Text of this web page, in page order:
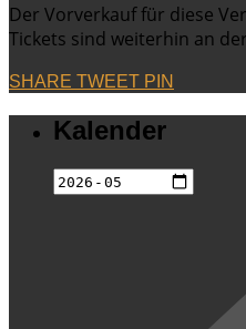
Der Vorverkauf für diese
Tickets sind weiterhin an
SHARE TWEET PIN
Kalender